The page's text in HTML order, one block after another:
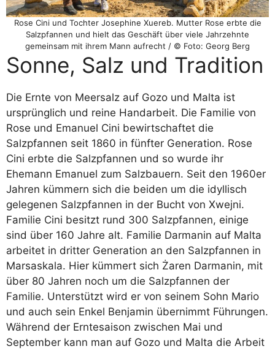
Rose Cini und Tochter Josephine Xuereb. Mutter Rose erbte die
Salzpfannen und hielt das Geschäft über viele Jahrzehnte
gemeinsam mit ihrem Mann aufrecht / © Foto: Georg Berg
Sonne, Salz und Tradition
Die Ernte von Meersalz auf Gozo und Malta ist
ursprünglich und reine Handarbeit. Die Familie von
Rose und Emanuel Cini bewirtschaftet die
Salzpfannen seit 1860 in fünfter Generation. Rose
Cini erbte die Salzpfannen und so wurde ihr
Ehemann Emanuel zum Salzbauern. Seit den 1960er
Jahren kümmern sich die beiden um die idyllisch
gelegenen Salzpfannen in der Bucht von Xwejni.
Familie Cini besitzt rund 300 Salzpfannen, einige
sind über 160 Jahre alt. Familie Darmanin auf Malta
arbeitet in dritter Generation an den Salzpfannen in
Marsaskala. Hier kümmert sich Żaren Darmanin, mit
über 80 Jahren noch um die Salzpfannen der
Familie. Unterstützt wird er von seinem Sohn Mario
und auch sein Enkel Benjamin übernimmt Führungen.
Während der Erntesaison zwischen Mai und
September kann man auf Gozo und Malta die Arbeit